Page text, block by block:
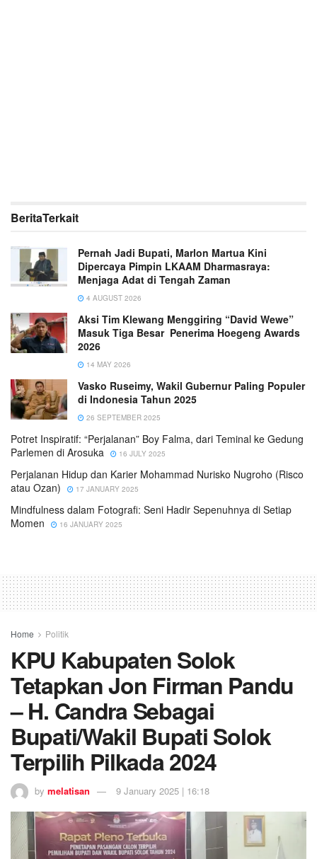
BeritaTerkait
Pernah Jadi Bupati, Marlon Martua Kini
Dipercaya Pimpin LKAAM Dharmasraya:
Menjaga Adat di Tengah Zaman
4 AUGUST 2026
Aksi Tim Klewang Menggiring “David Wewe”
Masuk Tiga Besar Penerima Hoegeng Awards
2026
14 MAY 2026
Vasko Ruseimy, Wakil Gubernur Paling Populer
di Indonesia Tahun 2025
26 SEPTEMBER 2025
Potret Inspiratif: “Perjalanan” Boy Falma, dari Teminal ke Gedung
Parlemen di Arosuka
16 JULY 2025
Perjalanan Hidup dan Karier Mohammad Nurisko Nugroho (Risco
atau Ozan)
17 JANUARY 2025
Mindfulness dalam Fotografi: Seni Hadir Sepenuhnya di Setiap
Momen
16 JANUARY 2025
Home Politik
KPU Kabupaten Solok
Tetapkan Jon Firman Pandu
– H. Candra Sebagai
Bupati/Wakil Bupati Solok
Terpilih Pilkada 2024
by melatisan 9 January 2025 | 16:18